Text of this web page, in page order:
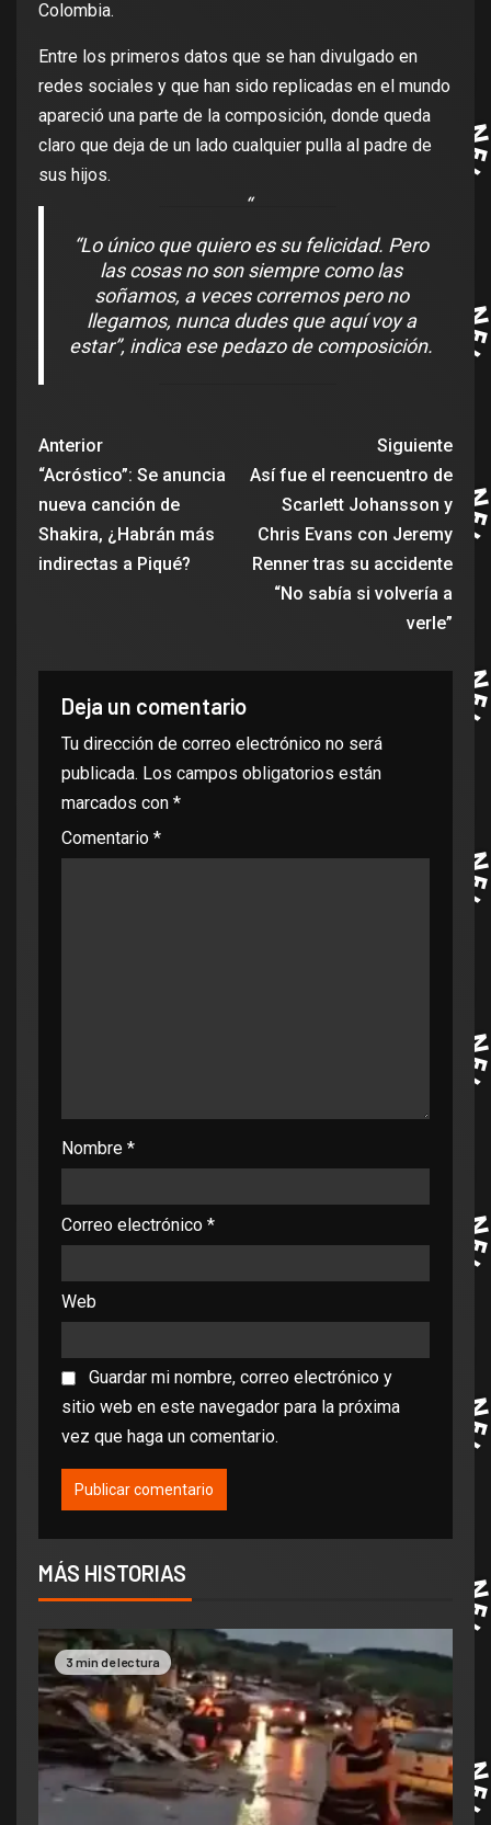
Colombia.
Entre los primeros datos que se han divulgado en
redes sociales y que han sido replicadas en el mundo
apareció una parte de la composición, donde queda
claro que deja de un lado cualquier pulla al padre de
sus hijos.
“Lo único que quiero es su felicidad. Pero
las cosas no son siempre como las
soñamos, a veces corremos pero no
llegamos, nunca dudes que aquí voy a
estar”, indica ese pedazo de composición.
Anterior
“Acróstico”: Se anuncia
nueva canción de
Shakira, ¿Habrán más
indirectas a Piqué?
Siguiente
Así fue el reencuentro de
Scarlett Johansson y
Chris Evans con Jeremy
Renner tras su accidente
“No sabía si volvería a
verle”
Deja un comentario
Tu dirección de correo electrónico no será
publicada. Los campos obligatorios están
marcados con *
Comentario *
Nombre *
Correo electrónico *
Web
Guardar mi nombre, correo electrónico y
sitio web en este navegador para la próxima
vez que haga un comentario.
MÁS HISTORIAS
3 min de lectura